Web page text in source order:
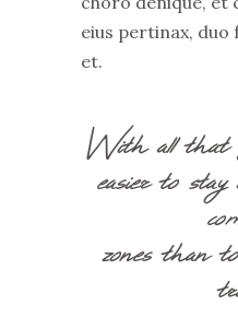
eius pertinax,
et.
With all that
easier to
zones than